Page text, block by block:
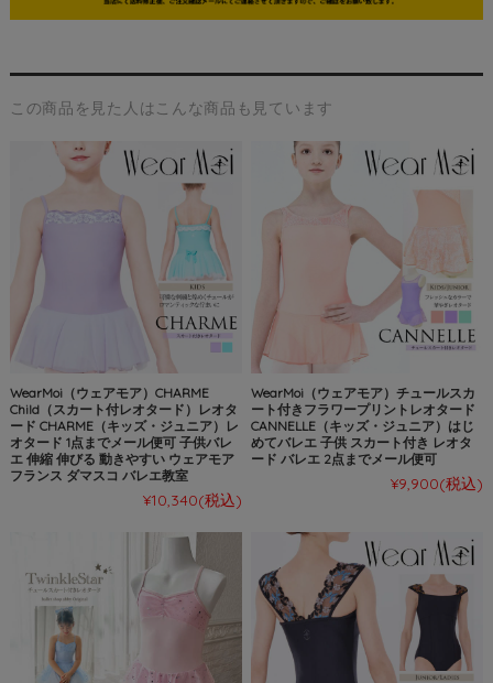
この商品を見た人はこんな商品も見ています
WearMoi（ウェアモア）CHARME
Child（スカート付レオタード）レオタ
ード CHARME（キッズ・ジュニア）レ
オタード 1点までメール便可 子供バレ
エ 伸縮 伸びる 動きやすい ウェアモア
フランス ダマスコ バレエ教室
¥10,340(税込)
WearMoi（ウェアモア）チュールスカ
ート付きフラワープリントレオタード
CANNELLE（キッズ・ジュニア）はじ
めてバレエ 子供 スカート付き レオタ
ード バレエ 2点までメール便可
¥9,900(税込)